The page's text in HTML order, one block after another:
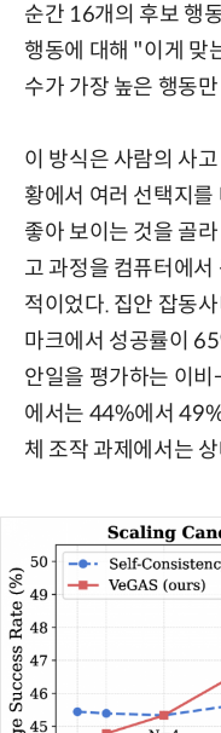
순간 16개의 후보 행
행동에 대해 "이게 맞
수가 가장 높은 행동
이 방식은 사람의 사
황에서 여러 선택지
좋아 보이는 것을 골
고 과정을 컴퓨터에
적이었다. 집안 잡동
마크에서 성공률이
안일을 평가하는 이
에서는 44%에서
체 조작 과제에서는